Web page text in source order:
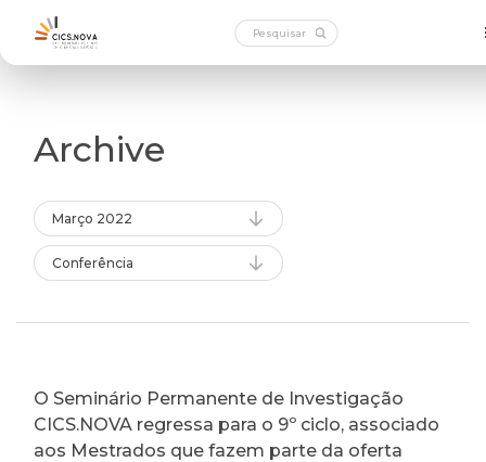
Archive
Março 2022
Conferência
O Seminário Permanente de Investigação
CICS.NOVA regressa para o 9º ciclo, associado
aos Mestrados que fazem parte da oferta